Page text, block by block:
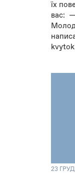
їх
вас: —
23